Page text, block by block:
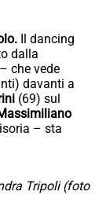
Il dancing
dalla
che vede
davanti a
(69) sul
– sta
Tripoli (foto